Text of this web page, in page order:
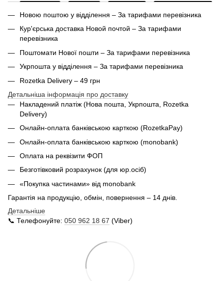
Новою поштою у відділення – За тарифами перевізника
Кур'єрська доставка Новой почтой – За тарифами
перевізника
Поштомати Нової пошти – За тарифами перевізника
Укрпошта у відділення – За тарифами перевізника
Rozetka Delivery – 49 грн
Детальніша інформація про доставку
Накладений платіж (Нова пошта, Укрпошта, Rozetka
Delivery)
Онлайн-оплата банківською карткою (RozetkaPay)
Онлайн-оплата банківською карткою (monobank)
Оплата на реквізити ФОП
Безготівковий розрахунок (для юр.осіб)
«Покупка частинами» від monobank
Гарантія на продукцію, обмін, повернення – 14 днів.
Детальніше
📞 Телефонуйте: 050 962 18 67 (Viber)